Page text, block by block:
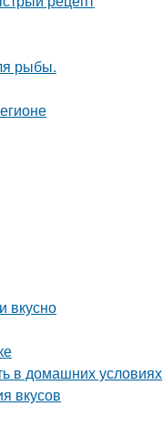
рыбы.
вкусно
в домашних условиях
вкусов